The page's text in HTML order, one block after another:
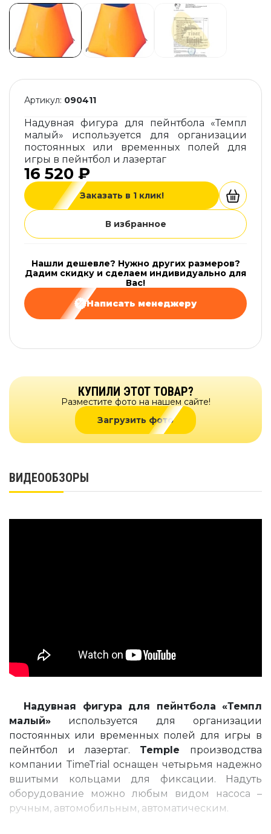
Артикул: 090411
Надувная фигура для пейнтбола «Темпл
малый» используется для организации
постоянных или временных полей для
игры в пейнтбол и лазертаг
16 520 ₽
Заказать в 1 клик!
В избранное
Нашли дешевле? Нужно других размеров?
Дадим скидку и сделаем индивидуально для
Вас!
Написать менеджеру
КУПИЛИ ЭТОТ ТОВАР?
Разместите фото на нашем сайте!
Загрузить фото
ВИДЕООБЗОРЫ
Надувная фигура для пейнтбола «Темпл
малый» используется для организации
постоянных или временных полей для игры в
пейнтбол и лазертаг. Temple производства
компании TimeTrial оснащен четырьмя надежно
вшитыми кольцами для фиксации. Надуть
оборудование можно любым видом насоса –
ручным, автомобильным, автоматическим.